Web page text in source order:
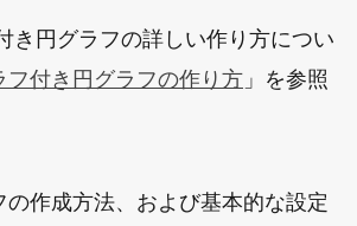
き円グラフの詳しい作り方につい
フ付き円グラフの作り方 」を参照
の作成方法、および基本的な設定